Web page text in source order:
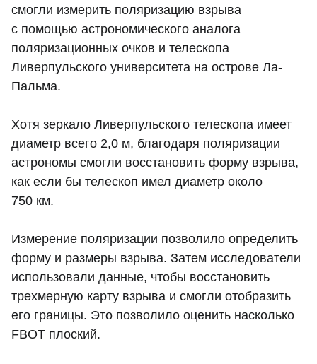
смогли измерить поляризацию взрыва
с помощью астрономического аналога
поляризационных очков и телескопа
Ливерпульского университета на острове Ла-
Пальма.
Хотя зеркало Ливерпульского телескопа имеет
диаметр всего 2,0 м, благодаря поляризации
астрономы смогли восстановить форму взрыва,
как если бы телескоп имел диаметр около
750 км.
Измерение поляризации позволило определить
форму и размеры взрыва. Затем исследователи
использовали данные, чтобы восстановить
трехмерную карту взрыва и смогли отобразить
его границы. Это позволило оценить насколько
FBOT плоский.